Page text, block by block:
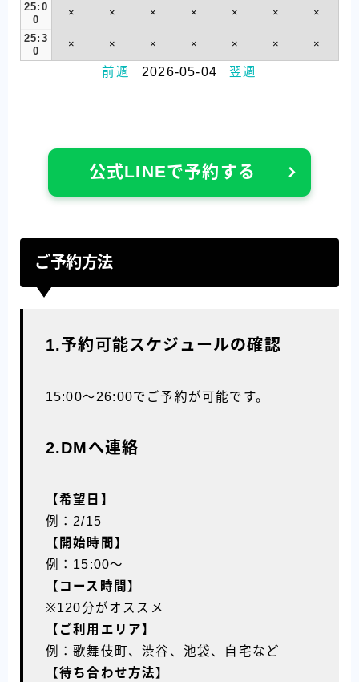
25:0
0
× × × × × × ×
25:3
0
× × × × × × ×
前週 2026-05-04 翌週
公式LINEで予約する
ご予約方法
1.予約可能スケジュールの確認
15:00〜26:00でご予約が可能です。
2.DMへ連絡
【希望日】
例：2/15
【開始時間】
例：15:00〜
【コース時間】
※120分がオススメ
【ご利用エリア】
例：歌舞伎町、渋谷、池袋、自宅など
【待ち合わせ方法】